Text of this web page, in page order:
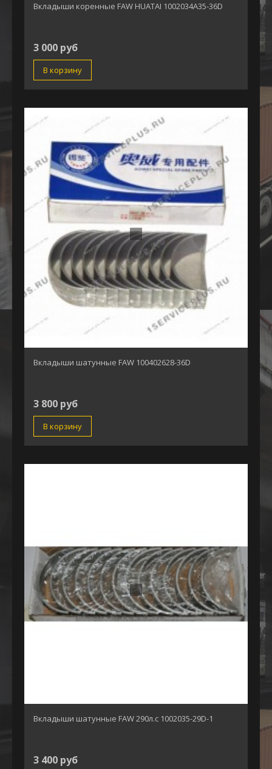
Вкладыши коренные FAW HUATAI 1002034А35-36D
3 000 руб
В корзину
Вкладыши шатунные FAW 100402628-36D
3 800 руб
В корзину
Вкладыши шатунные FAW 290л.с 1002035-29D-1
3 400 руб